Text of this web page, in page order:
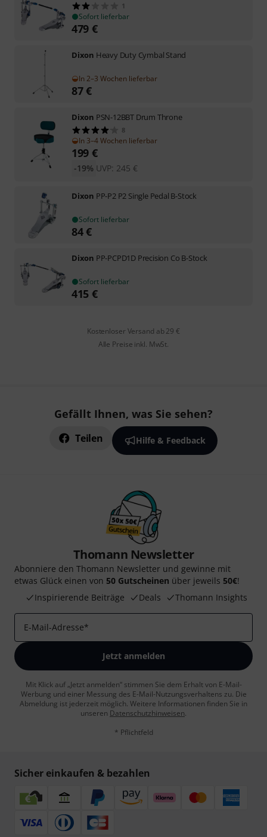
1
Sofort lieferbar
479 €
Dixon Heavy Duty Cymbal Stand
In 2–3 Wochen lieferbar
87€
Dixon PSN-12BBT Drum Throne
8
In 3–4 Wochen lieferbar
199 €
UVP: 245 €
-19%
Dixon PP-P2 P2 Single Pedal B-Stock
Sofort lieferbar
84€
Dixon PP-PCPD1D Precision Co B-Stock
Sofort lieferbar
415 €
Kostenloser Versand ab 29 €
Alle Preise inkl. MwSt.
Gefällt Ihnen, was Sie sehen?
Teilen Hilfe & Feedback
Thomann Newsletter
Abonniere den Thomann Newsletter und gewinne mit
etwas Glück einen von 50 Gutscheinen über jeweils 50€!
Inspirierende Beiträge
Deals Thomann Insights
E-Mail-Adresse*
Jetzt anmelden
Mit Klick auf „Jetzt anmelden“ stimmen Sie dem Erhalt von E-Mail-
Werbung und einer Messung des E-Mail-Nutzungsverhaltens zu. Die
Abmeldung ist jederzeit möglich. Weitere Informationen finden Sie in
unseren Datenschutzhinweisen.
* Pflichtfeld
Sicher einkaufen & bezahlen